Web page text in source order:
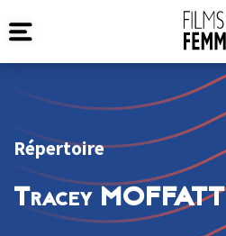
Répertoire
Tracey MOFFATT